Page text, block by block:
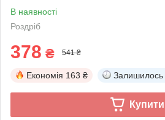
В наявності
Роздріб
378 ₴ 541 ₴
Економія 163 ₴ Залишилось
Купити